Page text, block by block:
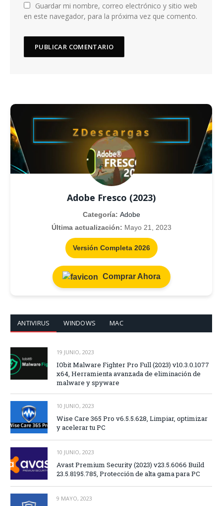
Guardar mi nombre, correo electrónico y sitio web
en este navegador, para la próxima vez que comento.
Adobe Fresco (2023)
Categoría: Adobe
Última actualización: Mayo 21, 2023
Versión Completa 2026
Comprar Ahora
ANTIVIRUS WINDOWS MAC
19 JUNIO, 2023
IObit Malware Fighter Pro Full (2023) v10.3.0.1077
x64, Herramienta avanzada de eliminación de
malware y spyware
10 JUNIO, 2023
Wise Care 365 Pro v6.5.5.628, Limpiar, optimizar
y acelerar tu PC
10 JUNIO, 2023
Avast Premium Security (2023) v23.5.6066 Build
23.5.8195.785, Protección de alta gama para PC
9 MAYO, 2023